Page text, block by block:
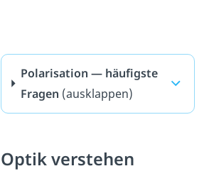
Polarisation — häufigste
Fragen (ausklappen)
Optik verstehen